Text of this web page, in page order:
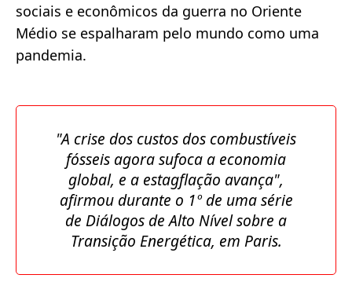
sociais e econômicos da guerra no Oriente
Médio se espalharam pelo mundo como uma
pandemia.
"A crise dos custos dos combustíveis
fósseis agora sufoca a economia
global, e a estagflação avança",
afirmou durante o 1º de uma série
de Diálogos de Alto Nível sobre a
Transição Energética, em Paris.